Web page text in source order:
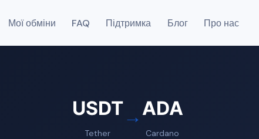
Мої обміни FAQ Підтримка Блог Про нас
USDT
Tether
→ADA
Cardano